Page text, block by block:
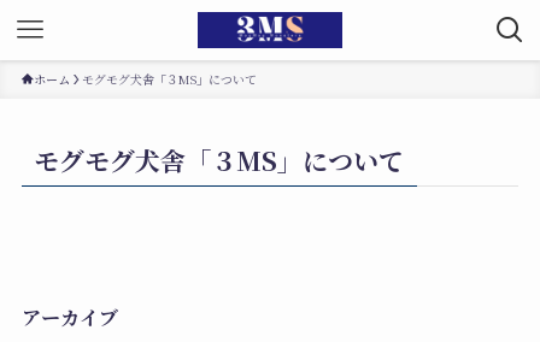
ホーム モグモグ犬舎「３MS」について
モグモグ犬舎「３MS」について
アーカイブ